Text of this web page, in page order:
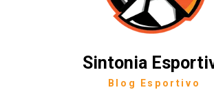
Sintonia
Blog Esportivo